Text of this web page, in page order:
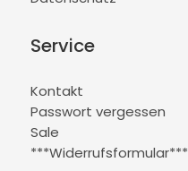
Service
Kontakt
Passwort vergessen
Sale
***Widerrufsformular***